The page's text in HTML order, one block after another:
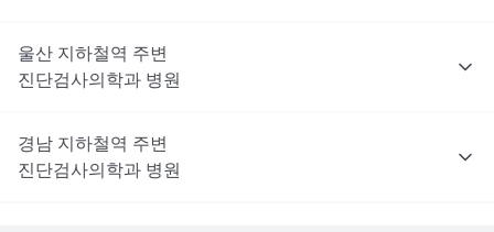
울산 지하철역 주변
진단검사의학과 병원
경남 지하철역 주변
진단검사의학과 병원